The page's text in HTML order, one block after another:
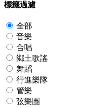
標籤過濾
全部
音樂
合唱
鄉土歌謠
舞蹈
行進樂隊
管樂
弦樂團